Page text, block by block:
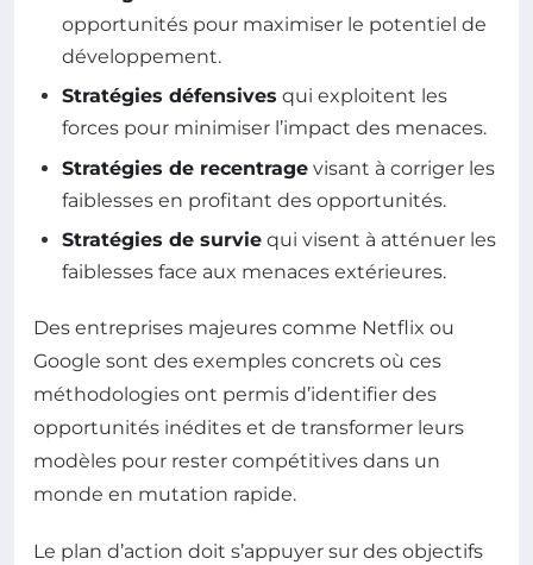
opportunités pour maximiser le potentiel de
développement.
Stratégies défensives qui exploitent les
forces pour minimiser l’impact des menaces.
Stratégies de recentrage visant à corriger les
faiblesses en profitant des opportunités.
Stratégies de survie qui visent à atténuer les
faiblesses face aux menaces extérieures.
Des entreprises majeures comme Netflix ou
Google sont des exemples concrets où ces
méthodologies ont permis d’identifier des
opportunités inédites et de transformer leurs
modèles pour rester compétitives dans un
monde en mutation rapide.
Le plan d’action doit s’appuyer sur des objectifs